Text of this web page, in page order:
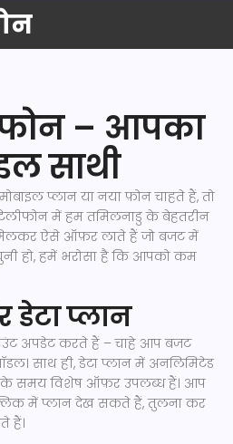
– आपका
साथी
प्लान या नया फ़ोन चाहते हैं, तो
में हम तमिलनाडु के बेहतरीन
ऐसे ऑफ़र लाते हैं जो बजट में
हो, हमें भरोसा है कि आपको कम
डेटा प्लान
अपडेट करते हैं – चाहे आप बजट
साथ ही, डेटा प्लान में अनलिमिटेड
के समय विशेष ऑफ़र उपलब्ध हैं। आप
में प्लान देख सकते हैं, तुलना कर
हैं।